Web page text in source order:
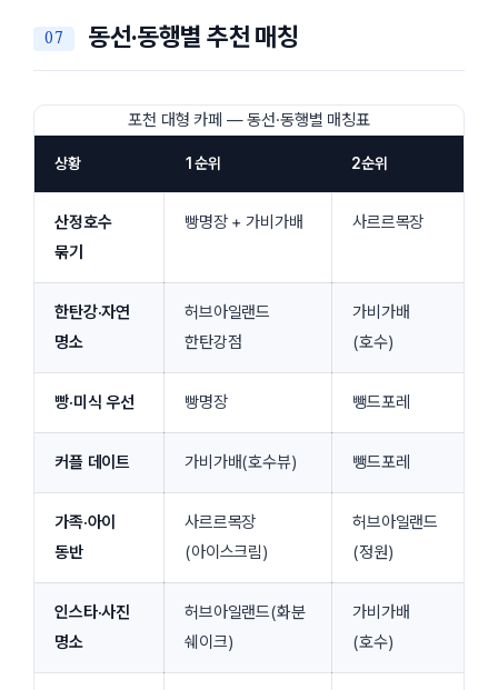
동선·동행별 추천 매칭
상황 1순위 2순위
산정호수
묶기
빵명장 + 가비가배 사르르목장
한탄강·자연
명소
허브아일랜드
한탄강점
가비가배
(호수)
빵·미식 우선 빵명장 뺑드포레
커플 데이트 가비가배(호수뷰) 뺑드포레
가족·아이
동반
사르르목장
(아이스크림)
허브아일랜드
(정원)
인스타·사진
명소
허브아일랜드(화분
쉐이크)
가비가배
(호수)
포천 대형 카페 — 동선·동행별 매칭표